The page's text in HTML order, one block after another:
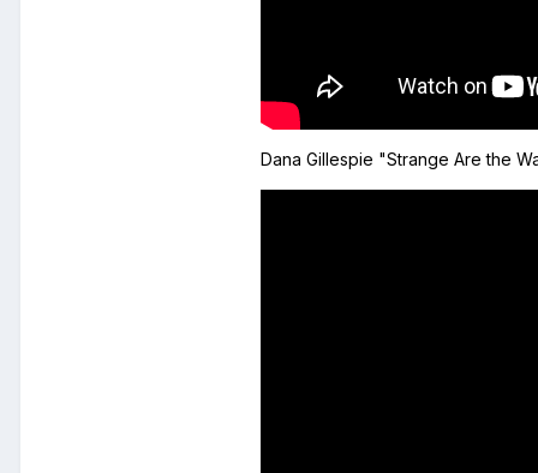
Dana Gillespie "Strange Are the